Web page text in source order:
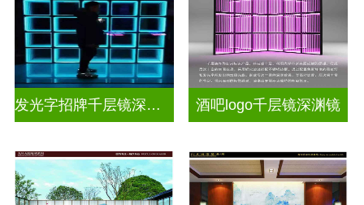
发光字招牌千层镜深渊镜 酒吧logo千层镜深渊镜